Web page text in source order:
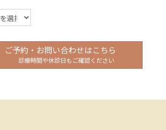
ご予約・お問い合わせはこちら
診療時間や休診日もご確認ください